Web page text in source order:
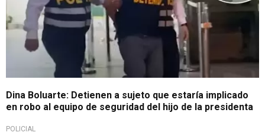
Dina Boluarte: Detienen a sujeto que estaría implicado
en robo al equipo de seguridad del hijo de la presidenta
POLICIAL